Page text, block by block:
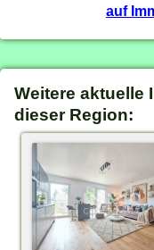
auf
Weitere aktuelle
dieser Region: